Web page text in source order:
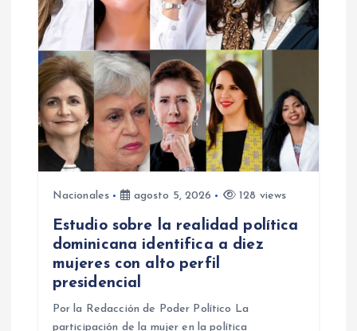
Nacionales agosto 5, 2026 128 views
Estudio sobre la realidad política
dominicana identifica a diez
mujeres con alto perfil
presidencial
Por la Redacción de Poder Político La
participación de la mujer en la política